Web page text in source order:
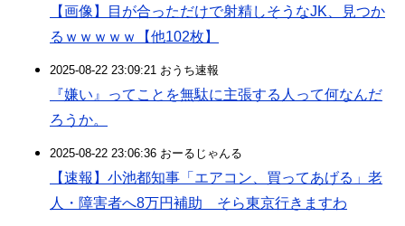
【画像】目が合っただけで射精しそうなJK、見つか
るｗｗｗｗｗ【他102枚】
2025-08-22 23:09:21 おうち速報
『嫌い』ってことを無駄に主張する人って何なんだ
ろうか。
2025-08-22 23:06:36 おーるじゃんる
【速報】小池都知事「エアコン、買ってあげる」老
人・障害者へ8万円補助 そら東京行きますわ